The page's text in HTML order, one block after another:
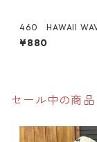
460 HAWAII
アロハ
Center" アメリカ
¥880
セール中の商品